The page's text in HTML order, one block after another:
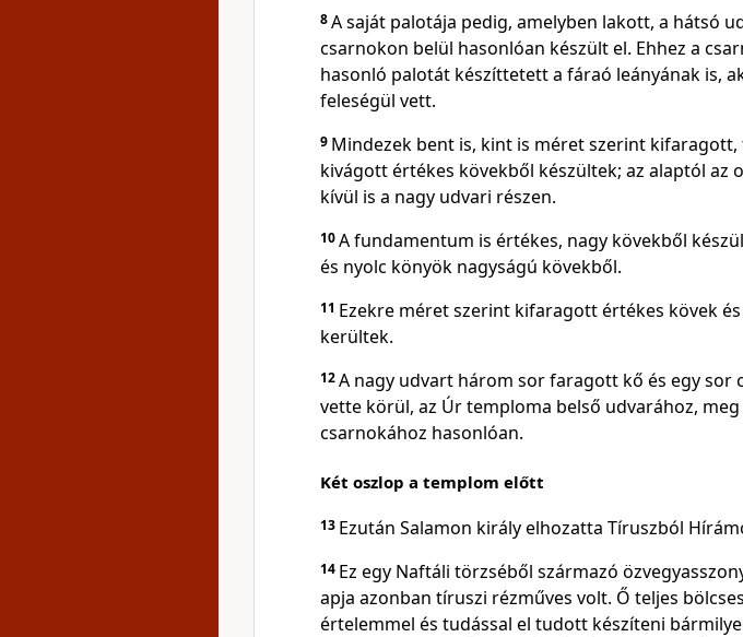
8A saját palotája pedig, amelyben lakott, a hátsó
csarnokon belül hasonlóan készült el. Ehhez a
hasonló palotát készíttetett a fáraó leányának is,
feleségül vett.
9 Mindezek bent is, kint is méret szerint kifaragott,
kivágott értékes kövekből készültek; az alaptól az
kívül is a nagy udvari részen.
10A fundamentum is értékes, nagy kövekből
és nyolc könyök nagyságú kövekből.
11 Ezekre méret szerint kifaragott értékes kövek
kerültek.
12A nagy udvart három sor faragott kő és egy sor
vette körül, az Úr temploma belső udvarához,
csarnokához hasonlóan.
Két oszlop a templom előtt
13 Ezután Salamon király elhozatta Tíruszból
14 Ez egy Naftáli törzséből származó
apja azonban tíruszi rézműves volt. Ő teljes
értelemmel és tudással el tudott készíteni